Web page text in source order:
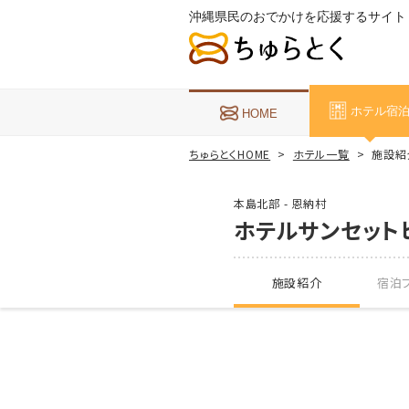
沖縄県民のおでかけを応援するサイト
HOME ホテル宿泊
ちゅらとくHOME ホテル一覧 施設紹
本島北部 - 恩納村
ホテルサンセット
施設紹介 宿泊